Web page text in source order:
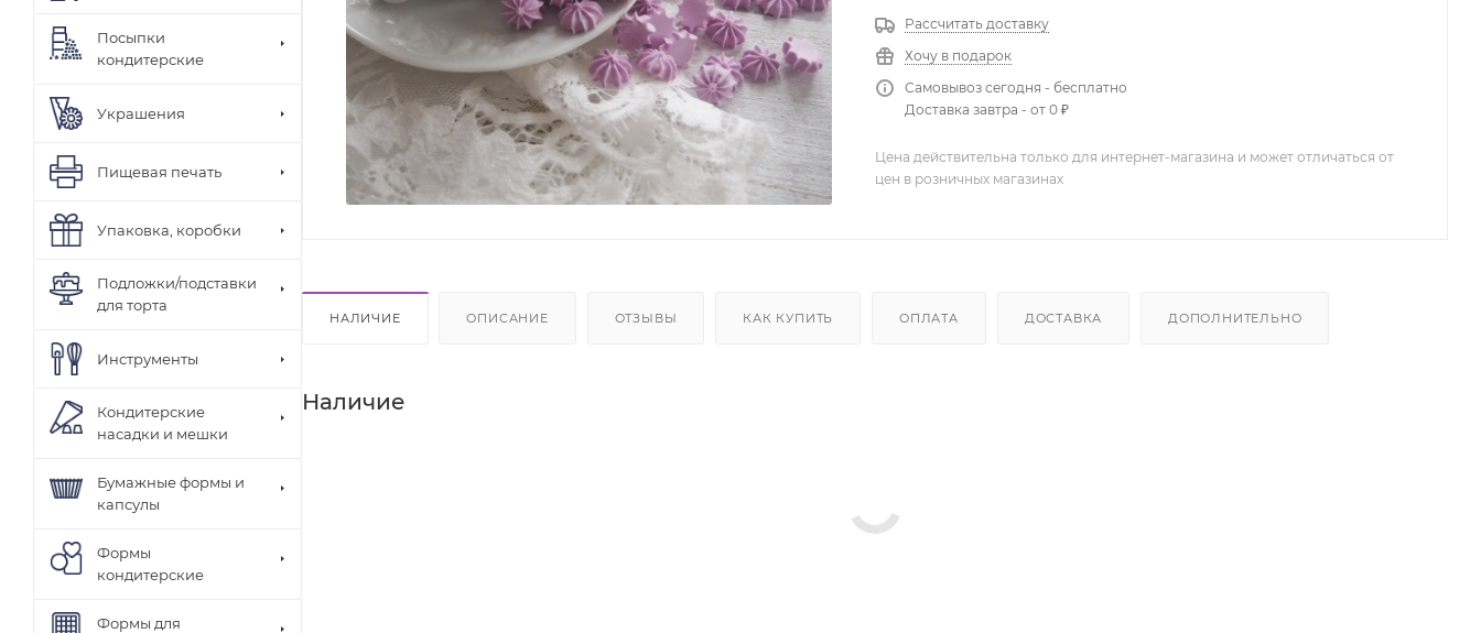
Рассчитать доставку
Хочу в подарок
Самовывоз сегодня - бесплатно
Доставка завтра - от 0 ₽
Цена действительна только для интернет-магазина и может отличаться от
цен в розничных магазинах
НАЛИЧИЕ ОПИСАНИЕ ОТЗЫВЫ КАК КУПИТЬ ОПЛАТА ДОСТАВКА ДОПОЛНИТЕЛЬНО
Наличие
Посыпки
кондитерские
Украшения
Пищевая печать
Упаковка, коробки
Подложки/подставки
для торта
Инструменты
Кондитерские
насадки и мешки
Бумажные формы и
капсулы
Формы
кондитерские
Формы для